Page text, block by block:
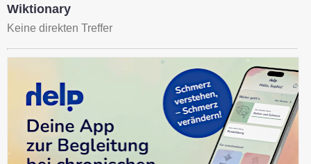
Wiktionary
Keine direkten Treffer